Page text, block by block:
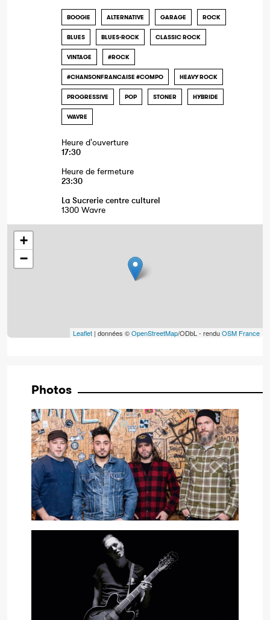
BOOGIE ALTERNATIVE GARAGE ROCK
BLUES BLUES-ROCK CLASSIC ROCK
VINTAGE #ROCK
#CHANSONFRANCAISE #COMPO HEAVY ROCK
PROGRESSIVE POP STONER HYBRIDE
WAVRE
Heure d'ouverture
17:30
Heure de fermeture
23:30
La Sucrerie centre culturel
1300 Wavre
+
−
Leaflet | données ©OpenStreetMap/ODbL - renduOSM France
Photos